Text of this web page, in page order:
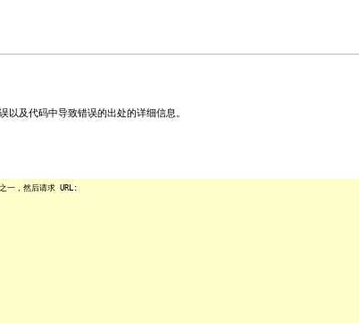
及代码中导致错误的出处的详细信息。
一，然后请求 URL: